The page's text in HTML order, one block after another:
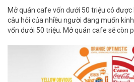
Mở quán cafe vốn dưới 50 triệu có được
câu hỏi của nhiều người đang muốn
vốn dưới 50 triệu. Mở quán cafe sẽ còn